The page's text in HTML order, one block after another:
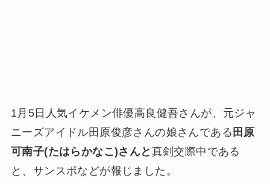
1月5日人気イケメン俳優高良健吾さんが、元ジャ
ニーズアイドル田原俊彦さんの娘さんである 田原
可南子(たはらかなこ)さんと 真剣交際中である
と、サンスポなどが報じました。